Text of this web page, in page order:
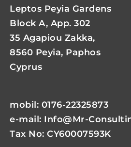
Leptos Peyia Gardens
Block A, App. 302
35 Agapiou Zakka,
8560 Peyia, Paphos
Cyprus
mobil: 0176-22325873
e-mail: Info@mr-
Tax No: CY60007593K